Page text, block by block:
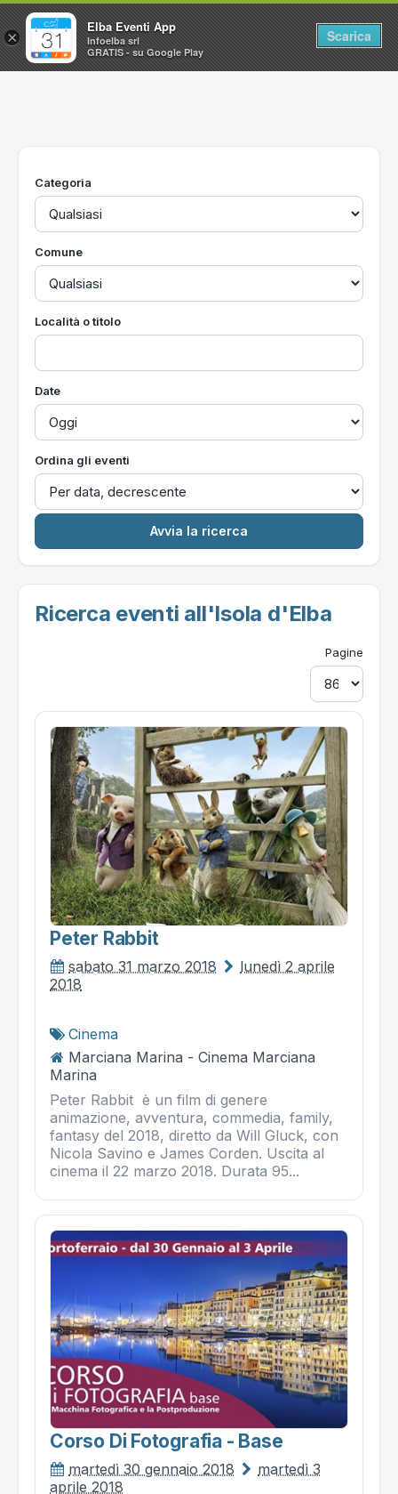
Home
Utilità
Categoria
Comune
Località o titolo
Date
Ordina gli eventi
Ricerca eventi all'Isola d'Elba
Pagine
Peter Rabbit
sabato 31 marzo 2018
lunedì 2 aprile
2018
Cinema
Marciana Marina - Cinema Marciana
Marina
Peter Rabbit è un film di genere
animazione, avventura, commedia, family,
fantasy del 2018, diretto da Will Gluck, con
Nicola Savino e James Corden. Uscita al
cinema il 22 marzo 2018. Durata 95...
Corso Di Fotografia - Base
martedì 30 gennaio 2018
martedì 3
aprile 2018
×
Elba Eventi App
Infoelba srl
GRATIS - su Google Play
Scarica